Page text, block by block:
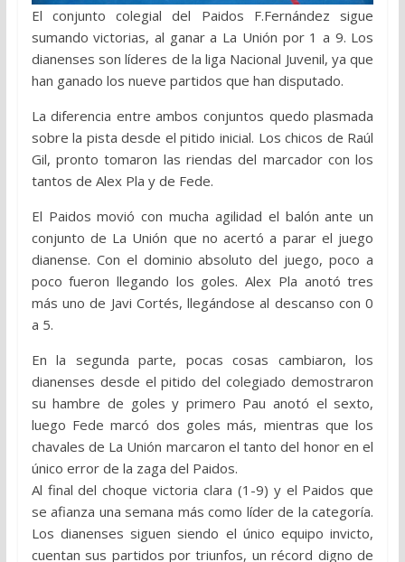
El conjunto colegial del Paidos F.Fernández sigue
sumando victorias, al ganar a La Unión por 1 a 9. Los
dianenses son líderes de la liga Nacional Juvenil, ya que
han ganado los nueve partidos que han disputado.
La diferencia entre ambos conjuntos quedo plasmada
sobre la pista desde el pitido inicial. Los chicos de Raúl
Gil, pronto tomaron las riendas del marcador con los
tantos de Alex Pla y de Fede.
El Paidos movió con mucha agilidad el balón ante un
conjunto de La Unión que no acertó a parar el juego
dianense. Con el dominio absoluto del juego, poco a
poco fueron llegando los goles. Alex Pla anotó tres
más uno de Javi Cortés, llegándose al descanso con 0
a 5.
En la segunda parte, pocas cosas cambiaron, los
dianenses desde el pitido del colegiado demostraron
su hambre de goles y primero Pau anotó el sexto,
luego Fede marcó dos goles más, mientras que los
chavales de La Unión marcaron el tanto del honor en el
único error de la zaga del Paidos.
Al final del choque victoria clara (1-9) y el Paidos que
se afianza una semana más como líder de la categoría.
Los dianenses siguen siendo el único equipo invicto,
cuentan sus partidos por triunfos, un récord digno de